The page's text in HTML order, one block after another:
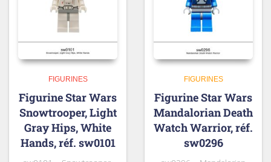
FIGURINES
Figurine Star Wars
Snowtrooper, Light
Gray Hips, White
Hands, réf. sw0101
FIGURINES
Figurine Star Wars
Mandalorian Death
Watch Warrior, réf.
sw0296